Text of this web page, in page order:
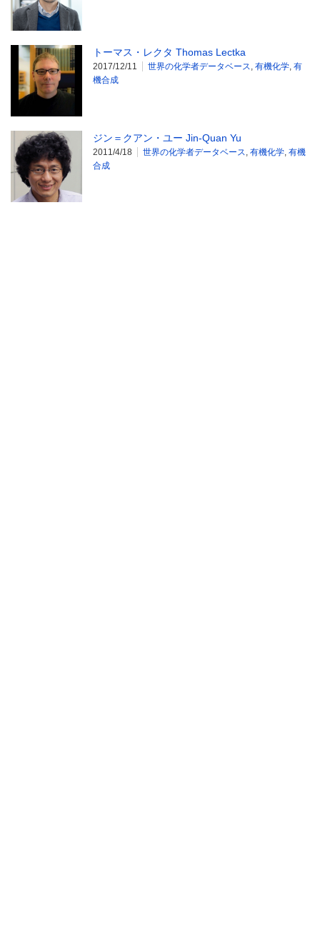
トーマス・レクタ Thomas Lectka
2017/12/11 世界の化学者データベース, 有機化学, 有
機合成
ジン＝クアン・ユー Jin-Quan Yu
2011/4/18 世界の化学者データベース, 有機化学, 有機
合成